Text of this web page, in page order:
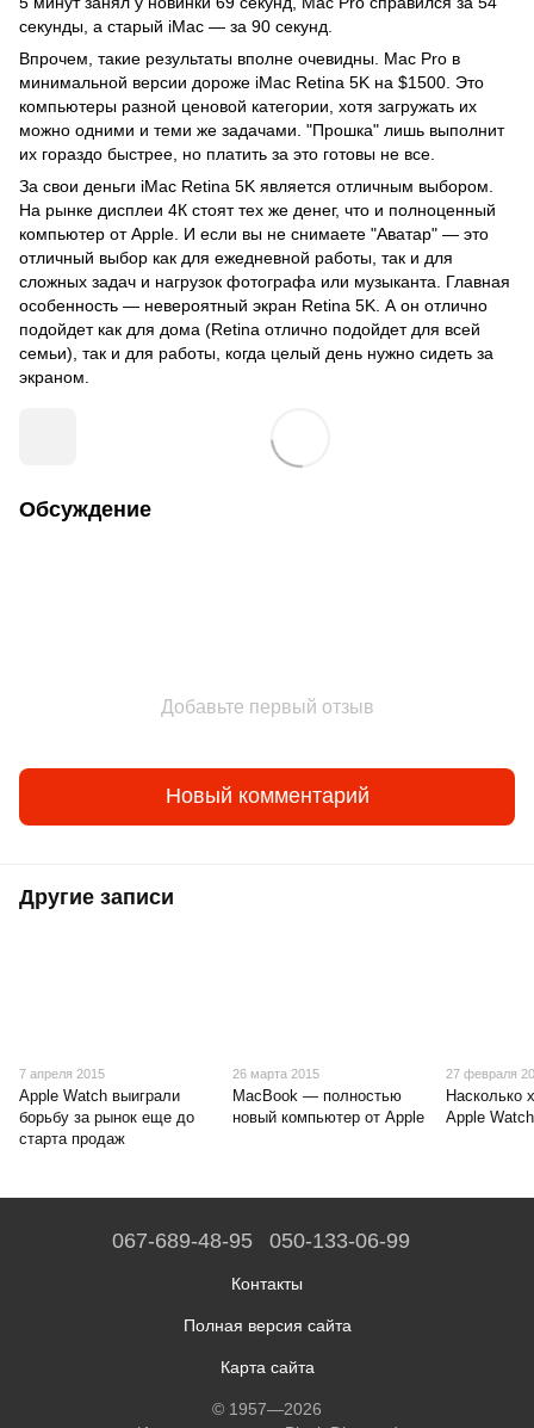
секунды, а старый iMac — за 90 секунд.
Впрочем, такие результаты вполне очевидны. Mac Pro в
минимальной версии дороже iMac Retina 5K на $1500. Это
компьютеры разной ценовой категории, хотя загружать их
можно одними и теми же задачами. "Прошка" лишь выполнит
их гораздо быстрее, но платить за это готовы не все.
За свои деньги iMac Retina 5K является отличным выбором.
На рынке дисплеи 4К стоят тех же денег, что и полноценный
компьютер от Apple. И если вы не снимаете "Аватар" — это
отличный выбор как для ежедневной работы, так и для
сложных задач и нагрузок фотографа или музыканта. Главная
особенность — невероятный экран Retina 5K. А он отлично
подойдет как для дома (Retina отлично подойдет для всей
семьи), так и для работы, когда целый день нужно сидеть за
экраном.
Обсуждение
Добавьте первый отзыв
Новый комментарий
Другие записи
7 апреля 2015
Apple Watch выиграли
борьбу за рынок еще до
старта продаж
26 марта 2015
MacBook — полностью
новый компьютер от Apple
27 февраля
Насколько
Apple Watch
067-689-48-95 050-133-06-99
Контакты
Полная версия сайта
Карта сайта
© 1957—2026